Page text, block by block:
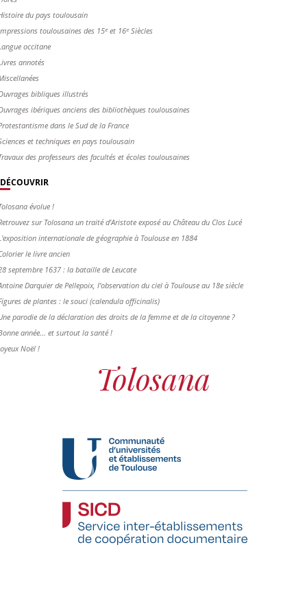
du pays toulousain
toulousaines des 15ᵉ et 16ᵉ Siècles
occitane
annotés
bibliques illustrés
ibériques anciens des bibliothèques toulousaines
dans le Sud de la France
et techniques en pays toulousain
des professeurs des facultés et écoles toulousaines
DÉCOUVRIR
évolue !
sur Tolosana un traité d'Aristote exposé au Château du Clos Lucé
internationale de géographie à Toulouse en 1884
le livre ancien
septembre 1637 : la bataille de Leucate
Darquier de Pellepoix, l’observation du ciel à Toulouse au 18e siècle
de plantes : le souci (calendula officinalis)
parodie de la déclaration des droits de la femme et de la citoyenne ?
année... et surtout la santé !
Noël !